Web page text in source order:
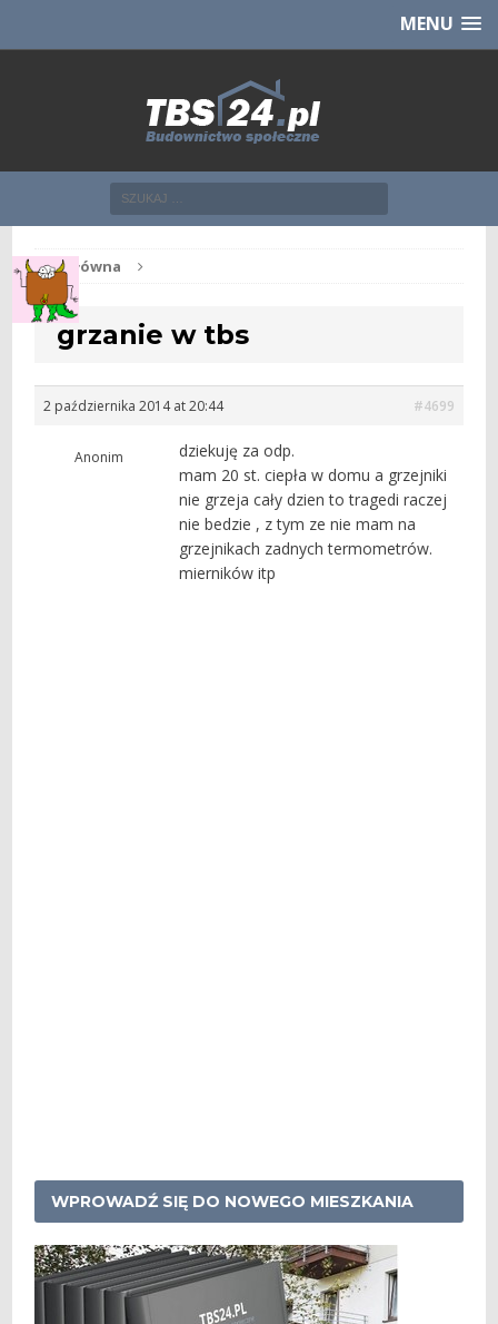
CHCĘ [klik]MENU
Str. główna
grzanie w tbs
2 października 2014 at 20:44 #4699
Anonim
dziekuję za odp.
mam 20 st. ciepła w domu a grzejniki
nie grzeja cały dzien to tragedi raczej
nie bedzie , z tym ze nie mam na
grzejnikach zadnych termometrów.
mierników itp
WPROWADŹ SIĘ DO NOWEGO MIESZKANIA